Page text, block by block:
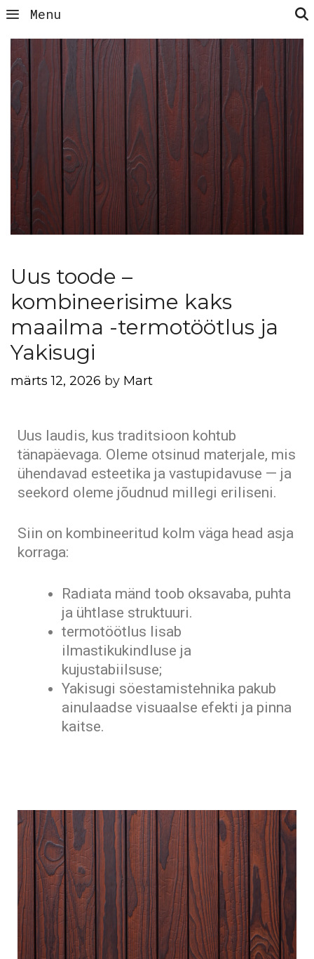
Menu
Uus toode –
kombineerisime kaks
maailma -termotöötlus ja
Yakisugi
märts 12, 2026 by Mart
Uus laudis, kus traditsioon kohtub
tänapäevaga. Oleme otsinud materjale, mis
ühendavad esteetika ja vastupidavuse — ja
seekord oleme jõudnud millegi eriliseni.
Siin on kombineeritud kolm väga head asja
korraga:
Radiata mänd toob oksavaba, puhta
ja ühtlase struktuuri.
termotöötlus lisab
ilmastikukindluse ja
kujustabiilsuse;
Yakisugi söestamistehnika pakub
ainulaadse visuaalse efekti ja pinna
kaitse.